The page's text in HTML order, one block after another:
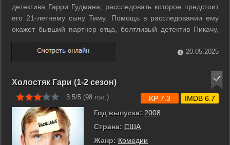
детектива Гарри Гудмана, расследовать которое предстоит
его 21-летнему сыну Тиму. Помощь в расследовании ему
окажет бывший партнер отца, болтливый детектив Пикачу,
который является загадкой даже для себя самого.
Обнаружив, что они каким-то фантастическим образом
способны общаться друг с ...
20.05.2025
Холостяк Гари (1-2 сезон)
3.5/5 (98 гол.)
Год выпуска: 2008
Страна: США
Жанр: Комедии
KP 7.3 IMDB 6.7